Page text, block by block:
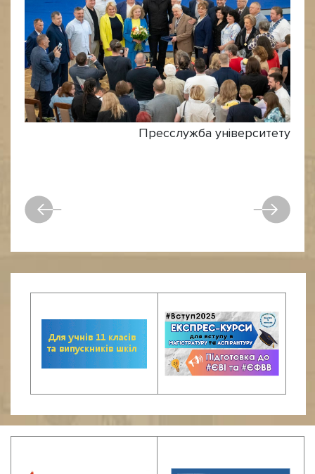
Пресслужба університету